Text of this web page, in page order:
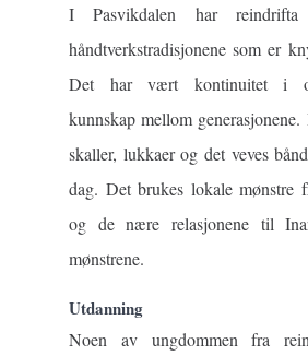
I Pasvikdalen har
håndtverkstradisjonene som er
Det har vært kontinuitet i
kunnskap mellom generasjonene.
skaller, lukkaer og det veves
dag. Det brukes lokale mønstre
og de nære relasjonene til
mønstrene.
Utdanning
Noen av ungdommen fra